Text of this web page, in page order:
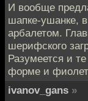
И вообще
шапке-ушанке,
арбалетом.
шерифского
Разумеется и
форме и
ivanov_gans »